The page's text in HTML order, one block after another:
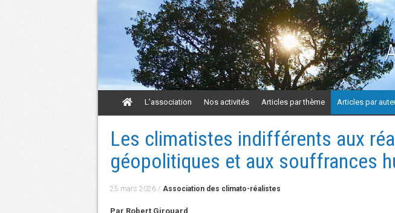
L’association Nos activités Articles par thème Articles par
Les climatistes indifférents aux
géopolitiques et aux souffrances
25 mars 2026 / Association des climato-réalistes
Par Robert Girouard